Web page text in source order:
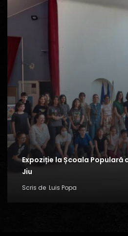
Expoziție la Școala Populară
Jiu
Scris de Luis Popa